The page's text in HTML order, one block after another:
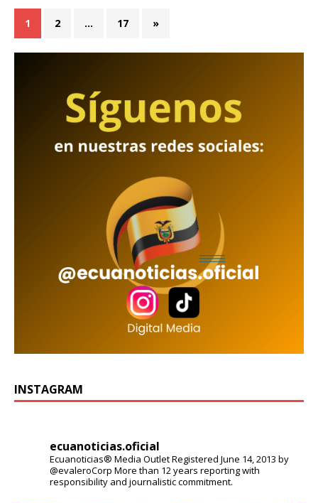
1 2 … 17 »
INSTAGRAM
ecuanoticias.oficial
Ecuanoticias® Media OutletRegistered June 14, 2013 by
@evaleroCorp More than 12 years reporting with
responsibility and journalistic commitment.